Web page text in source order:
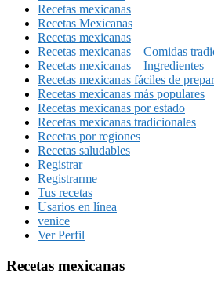
Recetas mexicanas
Recetas Mexicanas
Recetas mexicanas
Recetas mexicanas – Comidas
Recetas mexicanas – Ingredientes
Recetas mexicanas fáciles de
Recetas mexicanas más populares
Recetas mexicanas por estado
Recetas mexicanas tradicionales
Recetas por regiones
Recetas saludables
Registrar
Registrarme
Tus recetas
Usarios en línea
venice
Ver Perfil
Recetas mexicanas